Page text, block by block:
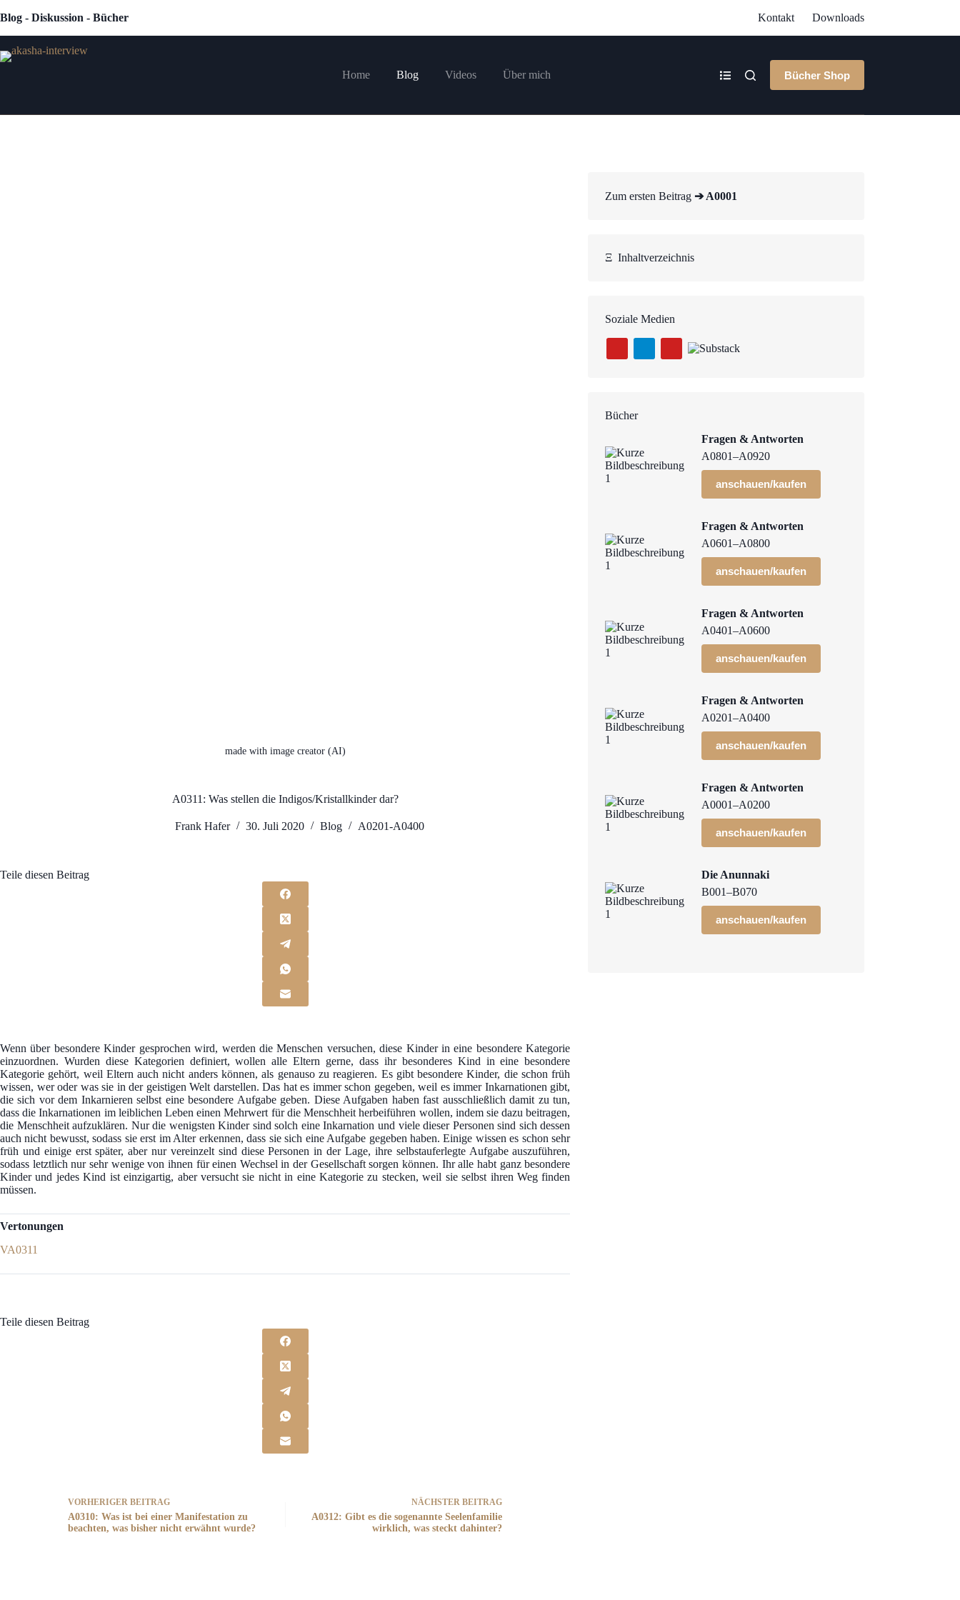
Inhalt
Blog - Diskussion - Bücher Kontakt Downloads
Home Blog Videos Über mich Bücher Shop
made with image creator (AI)
A0311: Was stellen die Indigos/Kristallkinder dar?
Frank Hafer 30. Juli 2020 Blog A0201-A0400
Teile diesen Beitrag
Wenn über besondere Kinder gesprochen wird, werden die Menschen versuchen, diese Kinder in eine besondere Kategorie
einzuordnen. Wurden diese Kategorien definiert, wollen alle Eltern gerne, dass ihr besonderes Kind in eine besondere
Kategorie gehört, weil Eltern auch nicht anders können, als genauso zu reagieren. Es gibt besondere Kinder, die schon früh
wissen, wer oder was sie in der geistigen Welt darstellen. Das hat es immer schon gegeben, weil es immer Inkarnationen gibt,
die sich vor dem Inkarnieren selbst eine besondere Aufgabe geben. Diese Aufgaben haben fast ausschließlich damit zu tun,
dass die Inkarnationen im leiblichen Leben einen Mehrwert für die Menschheit herbeiführen wollen, indem sie dazu beitragen,
die Menschheit aufzuklären. Nur die wenigsten Kinder sind solch eine Inkarnation und viele dieser Personen sind sich dessen
auch nicht bewusst, sodass sie erst im Alter erkennen, dass sie sich eine Aufgabe gegeben haben. Einige wissen es schon sehr
früh und einige erst später, aber nur vereinzelt sind diese Personen in der Lage, ihre selbstauferlegte Aufgabe auszuführen,
sodass letztlich nur sehr wenige von ihnen für einen Wechsel in der Gesellschaft sorgen können. Ihr alle habt ganz besondere
Kinder und jedes Kind ist einzigartig, aber versucht sie nicht in eine Kategorie zu stecken, weil sie selbst ihren Weg finden
müssen.
Vertonungen
VA0311
Teile diesen Beitrag
VORHERIGER BEITRAG
A0310: Was ist bei einer Manifestation zu
beachten, was bisher nicht erwähnt wurde?
NÄCHSTERBEITRAG
A0312: Gibt es die sogenannte Seelenfamilie
wirklich, was steckt dahinter?
Zum ersten Beitrag ➔ A0001
ΞInhaltverzeichnis
Soziale Medien
Bücher
Fragen & Antworten
A0801–A0920
anschauen/kaufen
Fragen & Antworten
A0601–A0800
anschauen/kaufen
Fragen & Antworten
A0401–A0600
anschauen/kaufen
Fragen & Antworten
A0201–A0400
anschauen/kaufen
Fragen & Antworten
A0001–A0200
anschauen/kaufen
Die Anunnaki
B001–B070
anschauen/kaufen